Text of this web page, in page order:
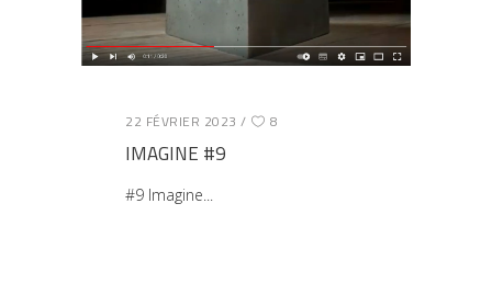
22 FÉVRIER 2023 8
IMAGINE #9
#9 Imagine